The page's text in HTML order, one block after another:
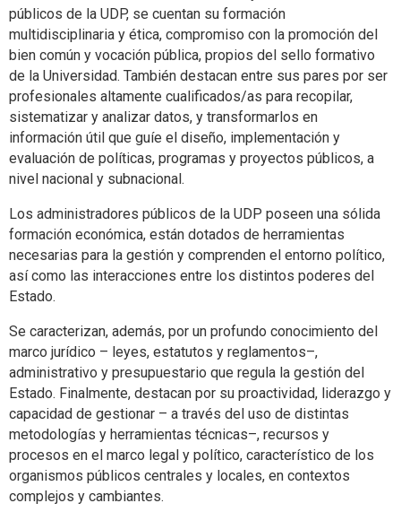
públicos de la UDP, se cuentan su formación
multidisciplinaria y ética, compromiso con la promoción del
bien común y vocación pública, propios del sello formativo
de la Universidad. También destacan entre sus pares por ser
profesionales altamente cualificados/as para recopilar,
sistematizar y analizar datos, y transformarlos en
información útil que guíe el diseño, implementación y
evaluación de políticas, programas y proyectos públicos, a
nivel nacional y subnacional.
Los administradores públicos de la UDP poseen una sólida
formación económica, están dotados de herramientas
necesarias para la gestión y comprenden el entorno político,
así como las interacciones entre los distintos poderes del
Estado.
Se caracterizan, además, por un profundo conocimiento del
marco jurídico – leyes, estatutos y reglamentos–,
administrativo y presupuestario que regula la gestión del
Estado. Finalmente, destacan por su proactividad, liderazgo y
capacidad de gestionar – a través del uso de distintas
metodologías y herramientas técnicas–, recursos y
procesos en el marco legal y político, característico de los
organismos públicos centrales y locales, en contextos
complejos y cambiantes.